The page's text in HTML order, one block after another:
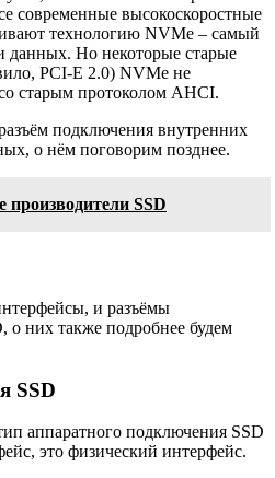
современные высокоскоростные
технологию NVMe – самый
данных. Но некоторые старые
PCI-E 2.0) NVMe не
старым протоколом AHCI.
подключения внутренних
о нём поговорим позднее.
SSD
и разъёмы
них также подробнее будем
SSD
аппаратного подключения SSD
это физический интерфейс.